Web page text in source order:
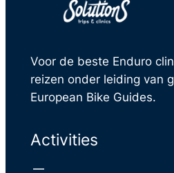
Voor de beste Enduro
reizen onder leiding van
European Bike Guides.
Activities